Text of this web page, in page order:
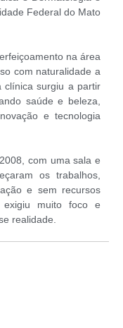
Federal do Mato
na área
com naturalidade a
clínica surgiu a partir
saúde e beleza,
e tecnologia
com uma sala e
os trabalhos,
e sem recursos
exigiu muito foco e
realidade.